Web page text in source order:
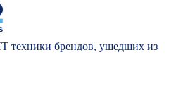
техники брендов, ушедших из